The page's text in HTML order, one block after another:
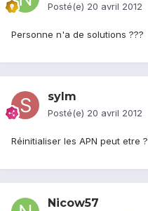
Posté(e) 20 avril 2012
Personne n'a de solutions ???
sylm
Posté(e) 20 avril 2012
Réinitialiser les APN peut etre ?
Nicow57